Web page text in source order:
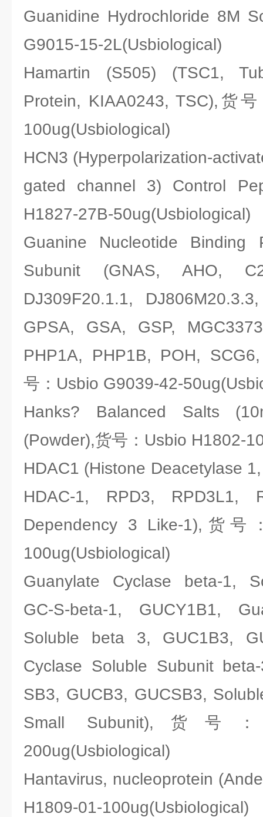
Guanidine Hydrochloride 8M
G9015-15-2L(Usbiological)
Hamartin (S505) (TSC1,
Protein, KIAA0243, TSC),货
100ug(Usbiological)
HCN3 (Hyperpolarization-
gated channel 3) Control
H1827-27B-50ug(Usbiological)
Guanine Nucleotide Binding
Subunit (GNAS, AHO,
DJ309F20.1.1,
GPSA, GSA, GSP,
PHP1A, PHP1B, POH,
号：Usbio G9039-42-
Hanks? Balanced Salts
(Powder),货号：Usbio H1802-
HDAC1 (Histone Deacetylase
HDAC-1, RPD3, RPD3L1,
Dependency 3 Like-1),货号
100ug(Usbiological)
Guanylate Cyclase beta-1,
GC-S-beta-1, GUCY1B1,
Soluble beta 3, GUC1B3,
Cyclase Soluble Subunit
SB3, GUCB3, GUCSB3,
Small Subunit),货号：
200ug(Usbiological)
Hantavirus, nucleoprotein
H1809-01-100ug(Usbiological)